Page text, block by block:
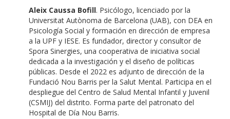
Aleix Caussa Bofill. Psicólogo, licenciado por la
Universitat Autònoma de Barcelona (UAB), con DEA en
Psicología Social y formación en dirección de empresa
a la UPF y IESE. Es fundador, director y consultor de
Spora Sinergies, una cooperativa de iniciativa social
dedicada a la investigación y el diseño de políticas
públicas. Desde el 2022 es adjunto de dirección de la
Fundació Nou Barris per la Salut Mental. Participa en el
despliegue del Centro de Salud Mental Infantil y Juvenil
(CSMIJ) del distrito. Forma parte del patronato del
Hospital de Día Nou Barris.